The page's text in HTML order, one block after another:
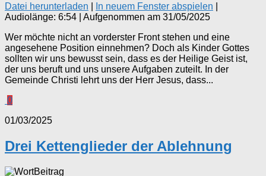
Datei herunterladen In neuem Fenster abspielen
Audiolänge: 6:54
Aufgenommen am 31/05/2025
Wer möchte nicht an vorderster Front stehen und eine
angesehene Position einnehmen? Doch als Kinder Gottes
sollten wir uns bewusst sein, dass es der Heilige Geist ist,
der uns beruft und uns unsere Aufgaben zuteilt. In der
Gemeinde Christi lehrt uns der Herr Jesus, dass...
0
01/03/2025
Drei Kettenglieder der Ablehnung